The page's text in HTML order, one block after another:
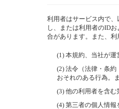
利用者はサービス内で
し、または利用者のID
合があります。また、
(1) 本規約、当社が
(2) 法令（法律・条
おそれのある行為。
(3) 他の利用者を含
(4) 第三者の個人情